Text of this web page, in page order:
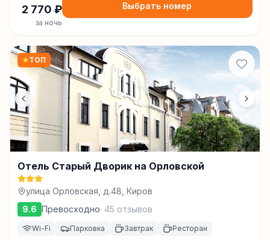
2 770 ₽
за ночь
Выбрать номер
★ТОП
Отель Старый Дворик на Орловской
улица Орловская, д.48, Киров
9.6 Превосходно· 45 отзывов
Wi-Fi Парковка Завтрак Ресторан